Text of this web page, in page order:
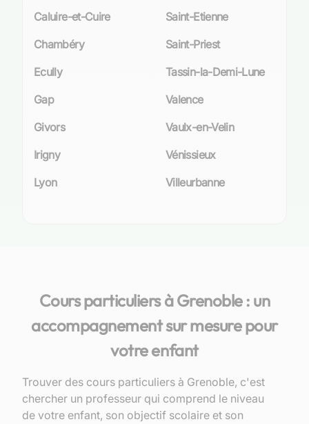
Caluire-et-Cuire
Chambéry
Ecully
Gap
Givors
Irigny
Lyon
Saint-Etienne
Saint-Priest
Tassin-la-Demi-Lune
Valence
Vaulx-en-Velin
Vénissieux
Villeurbanne
Cours particuliers à Grenoble : un
accompagnement sur mesure pour
votre enfant
Trouver des cours particuliers à Grenoble, c'est
chercher un professeur qui comprend le niveau
de votre enfant, son objectif scolaire et son